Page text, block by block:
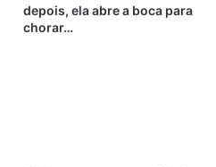
depois, ela abre a boca para
chorar…